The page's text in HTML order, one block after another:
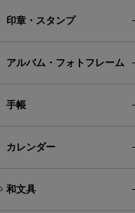
印章・スタンプ
アルバム・フォトフレーム
手帳
カレンダー
和文具